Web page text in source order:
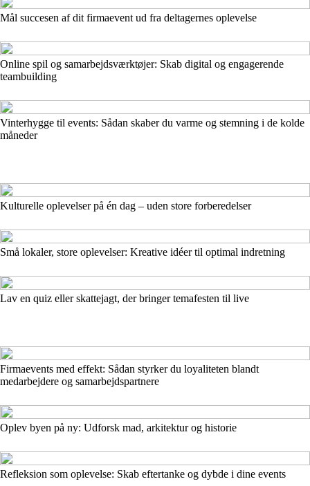
Mål succesen af dit firmaevent ud fra deltagernes oplevelse
Online spil og samarbejdsværktøjer: Skab digital og engagerende
teambuilding
Vinterhygge til events: Sådan skaber du varme og stemning i de kolde
måneder
Kulturelle oplevelser på én dag – uden store forberedelser
Små lokaler, store oplevelser: Kreative idéer til optimal indretning
Lav en quiz eller skattejagt, der bringer temafesten til live
Firmaevents med effekt: Sådan styrker du loyaliteten blandt
medarbejdere og samarbejdspartnere
Oplev byen på ny: Udforsk mad, arkitektur og historie
Refleksion som oplevelse: Skab eftertanke og dybde i dine events